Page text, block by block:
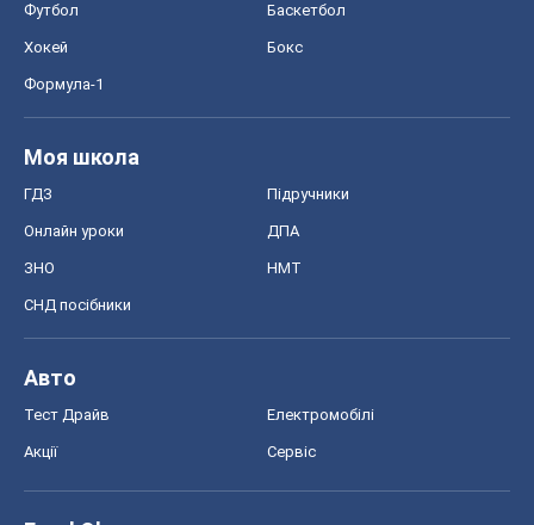
Футбол Баскетбол
Хокей Бокс
Формула-1
Моя школа
ГДЗ Підручники
Онлайн уроки ДПА
ЗНО НМТ
СНД посібники
Авто
Тест Драйв Електромобілі
Акції Сервіс